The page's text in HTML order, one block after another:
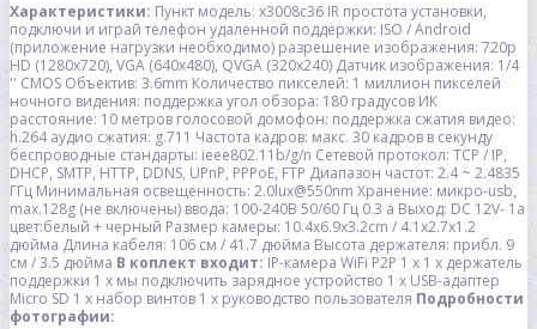
Характеристики: Пункт модель: x3008c36 IR простота установки,
подключи и играй телефон удаленной поддержки: ISO / Android
(приложение нагрузки необходимо) разрешение изображения: 720p
HD (1280x720), VGA (640x480), QVGA (320x240) Датчик изображения: 1/4
'' CMOS Объектив: 3.6mm Количество пикселей: 1 миллион пикселей
ночного видения: поддержка угол обзора: 180 градусов ИК
расстояние: 10 метров голосовой домофон: поддержка сжатия видео:
h.264 аудио сжатия: g.711 Частота кадров: макс. 30 кадров в секунду
беспроводные стандарты: ieee802.11b/g/n Сетевой протокол: TCP / IP,
DHCP, SMTP, HTTP, DDNS, UPnP, PPPoE, FTP Диапазон частот: 2.4 ~ 2.4835
ГГц Минимальная освещенность: 2.0lux@550nm Хранение: микро-usb,
max.128g (не включены) ввода: 100-240В 50/60 Гц 0.3 a Выход: DC 12V- 1a
цвет:белый + черный Размер камеры: 10.4x6.9x3.2cm / 4.1x2.7x1.2
дюйма Длина кабеля: 106 см / 41.7 дюйма Высота держателя: прибл. 9
см / 3.5 дюйма В коплект входит: IP-камера WiFi P2P 1 x 1 x держатель
поддержки 1 x мы подключить зарядное устройство 1 x USB-адаптер
Micro SD 1 x набор винтов 1 x руководство пользователя Подробности
фотографии: